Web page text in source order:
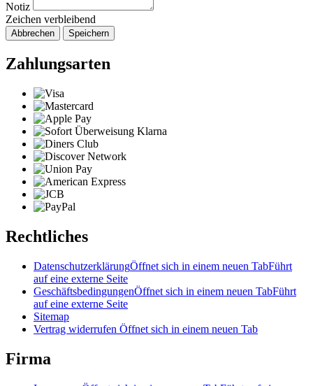
Notiz
Zeichen verbleibend
Abbrechen Speichern
Zahlungsarten
Rechtliches
DatenschutzerklärungÖffnet sich in einem neuen TabFührt
auf eine externe Seite
GeschäftsbedingungenÖffnet sich in einem neuen TabFührt
auf eine externe Seite
Sitemap
Vertrag widerrufen Öffnet sich in einem neuen Tab
Firma